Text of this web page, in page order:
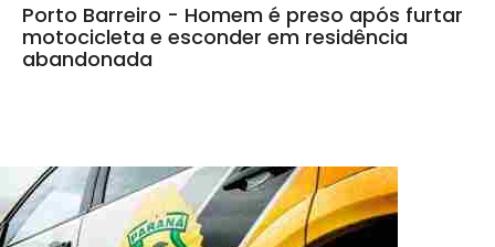
Porto Barreiro - Homem é preso após furtar
motocicleta e esconder em residência
abandonada